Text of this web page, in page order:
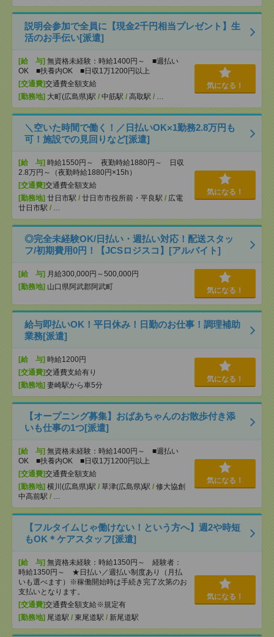
説明会参加で全員に【現金2千円相当プレゼント】生
活のお手伝い[派遣]
[給 与] 無資格未経験：時給1400円～ ■週払い
OK ■扶養内OK ■日収1万1200円以上
[交通費]交通費全額支給
[勤務地] 大町(広島県)駅 / 中筋駅 / 高取駅 / …
気になる！
＼空いた時間で働く！／日払いOK×1勤務2.8万円も
可！施設での見回りなど[派遣]
[給 与] 時給1550円～ 夜勤時給1880円～ 日収
2.8万円～（夜勤時給1880円×15h）
[交通費]交通費全額支給
[勤務地] 廿日市駅 / 廿日市市役所前・平良駅 / 広電
廿日市駅 / …
気になる！
◎完全未経験OK/日払い・週払い対応！配送スタッ
フ/初期費用0円！【JCSロジスコ】[アルバイト]
[給 与] 月給300,000円～500,000円
[勤務地] 山口県阿武郡阿武町 気になる！
給与即払いOK！平日休み！日勤のお仕事！調理補助
業務[派遣]
[給 与] 時給1200円
[交通費]交通費支給有り
[勤務地] 妻崎駅から車5分
気になる！
【オープニング募集】おばあちゃんのお散歩付き添
いも仕事の1つ[派遣]
[給 与] 無資格未経験：時給1400円～ ■週払い
OK ■扶養内OK ■日収1万1200円以上
[交通費]交通費全額支給
[勤務地] 横川(広島県)駅 / 草津(広島県)駅 / 修大協創
中高前駅 / …
気になる！
【フルタイムじゃ働けない！という方へ】週2や時短
もOK＊ケアスタッフ[派遣]
[給 与] 無資格未経験：時給1350円～ 経験者：
時給1350円～ ★日払い／週払い制度あり（月払
いも選べます）※稼働開始時は手続き完了次第のお
支払いとなります。
[交通費]交通費全額支給※規定有
[勤務地] 尾道駅 / 東尾道駅 / 新尾道駅
気になる！